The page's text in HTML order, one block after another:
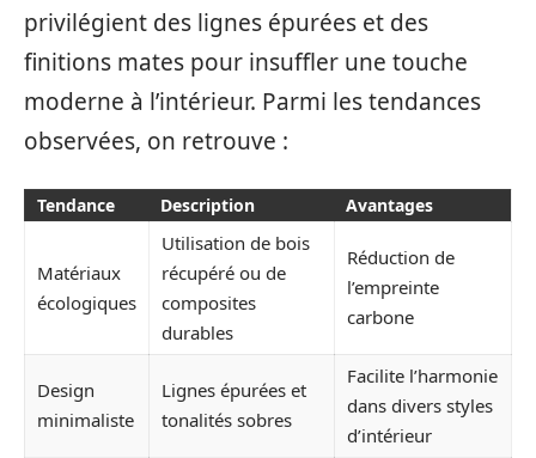
privilégient des lignes épurées et des
finitions mates pour insuffler une touche
moderne à l’intérieur. Parmi les tendances
observées, on retrouve :
Tendance Description Avantages
Matériaux
écologiques
Utilisation de bois
récupéré ou de
composites
durables
Réduction de
l’empreinte
carbone
Design
minimaliste
Lignes épurées et
tonalités sobres
Facilite l’harmonie
dans divers styles
d’intérieur